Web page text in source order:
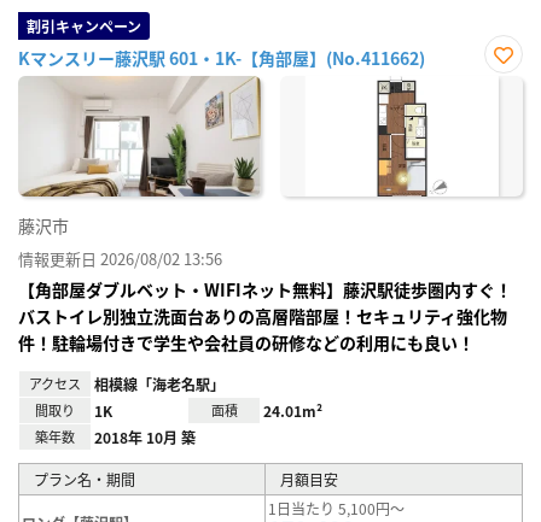
割引キャンペーン
Kマンスリー藤沢駅 601・1K-【角部屋】(No.411662)
お気
藤沢市
情報更新日 2026/08/02 13:56
【角部屋ダブルベット・WIFIネット無料】藤沢駅徒歩圏内すぐ！
バストイレ別独立洗面台ありの高層階部屋！セキュリティ強化物
件！駐輪場付きで学生や会社員の研修などの利用にも良い！
アクセス 相模線「海老名駅」
間取り 1K 面積 24.01m²
築年数 2018年 10月 築
プラン名・期間 月額目安
1日当たり 5,100円～